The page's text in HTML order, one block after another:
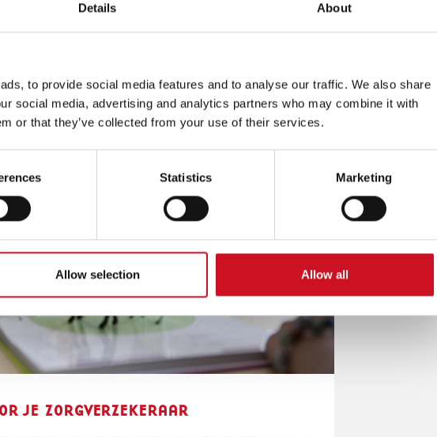
Details About
to provide social media features and to analyse our traffic. We also share
social media, advertising and analytics partners who may combine it with
or that they’ve collected from your use of their services.
Statistics Marketing
Allow selection Allow all
MEE
naar Kentalis? Neem een
wordt).
JE ZORGVERZEKERAAR